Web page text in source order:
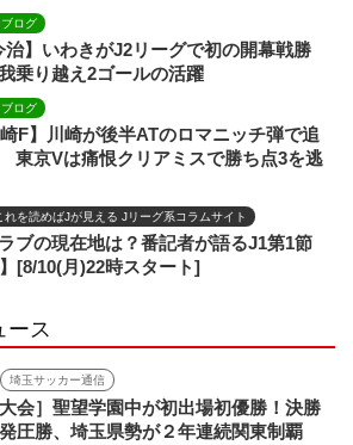
ブログ
治】いわきがJ2リーグで初の開幕戦勝
乗り越え2ゴールの活躍
ブログ
F】川崎が後半ATのロマニッチ弾で追
東京Vは痛恨クリアミスで勝ち点3を逃
れを読めばJが見える Jリーグ系コラムサイト
ブの現在地は？番記者が語るJ1第1節
[8/10(月)22時スタート]
ース
埼玉サッカー通信
大会］聖望学園中が初出場初優勝！決勝
圧勝、埼玉県勢が２年連続関東制覇